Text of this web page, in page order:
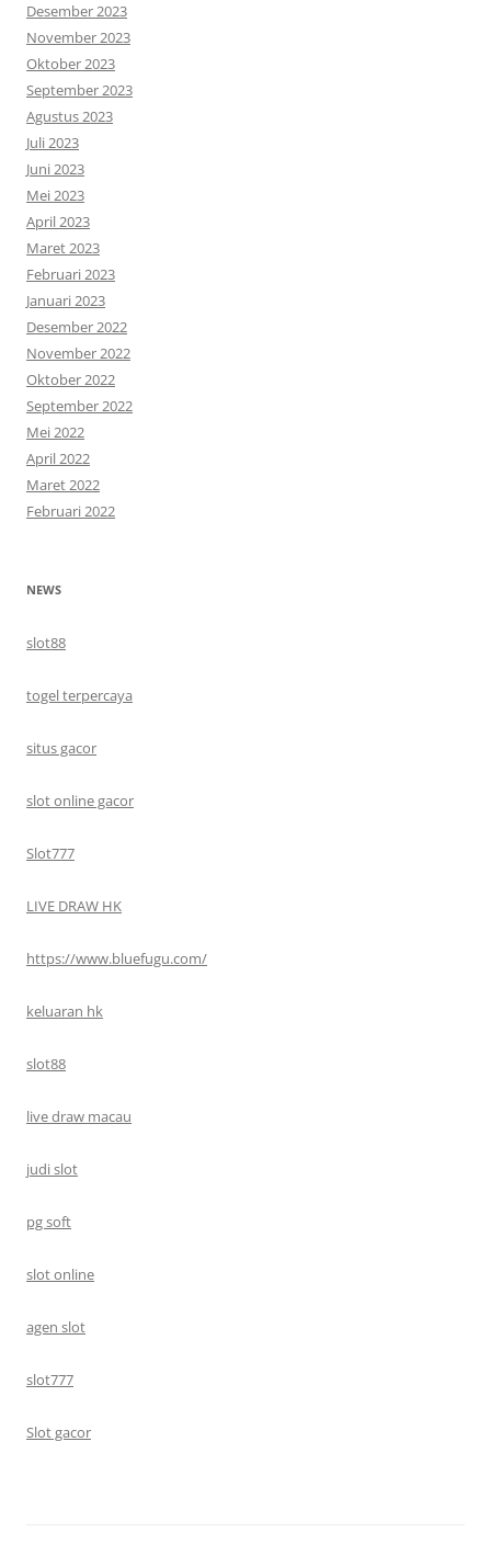
Desember 2023
November 2023
Oktober 2023
September 2023
Agustus 2023
Juli 2023
Juni 2023
Mei 2023
April 2023
Maret 2023
Februari 2023
Januari 2023
Desember 2022
November 2022
Oktober 2022
September 2022
Mei 2022
April 2022
Maret 2022
Februari 2022
NEWS
slot88
togel terpercaya
situs gacor
slot online gacor
Slot777
LIVE DRAW HK
https://www.bluefugu.com/
keluaran hk
slot88
live draw macau
judi slot
pg soft
slot online
agen slot
slot777
Slot gacor